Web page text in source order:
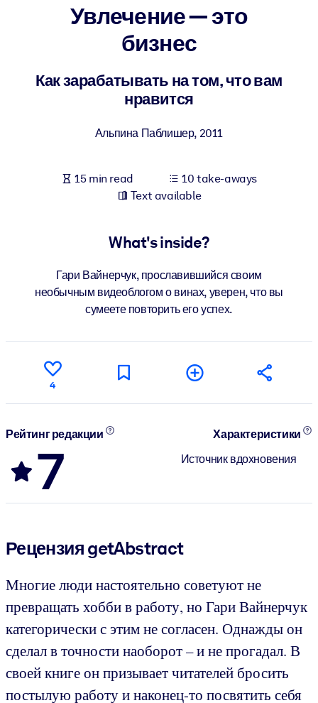
Bring bite-sized, verified knowledge into your LMS/LXP for
learning results.
Enrich your corporate library with trusted, ready-to-use business
For AI Systems
Fuel your AI systems with reliable, structured knowledge to
Увлечение — это
бизнес
Как зарабатывать на том, что вам
нравится
Альпина Паблишер, 2011
15 min read
10 take-aways
Text available
What's inside?
Гари Вайнерчук, прославившийся своим
необычным видеоблогом о винах, уверен, что вы
сумеете повторить его успех.
4
Рейтинг редакции
7
Характеристики
Источник вдохновения
Рецензия getAbstract
Многие люди настоятельно советуют не
превращать хобби в работу, но Гари Вайнерчук
категорически с этим не согласен. Однажды он
сделал в точности наоборот – и не прогадал. В
своей книге он призывает читателей бросить
постылую работу и наконец-то посвятить себя